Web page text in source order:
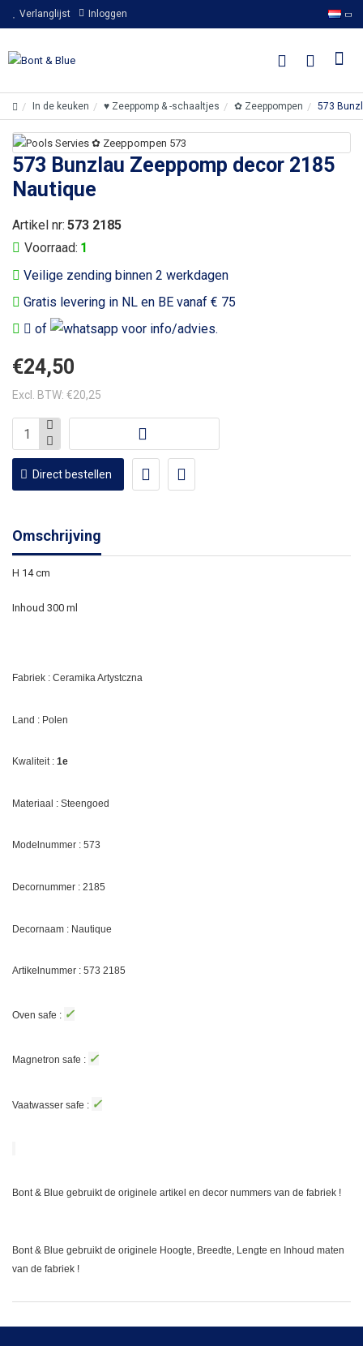
Verlanglijst Inloggen
In de keuken ♥ Zeeppomp & -schaaltjes ✿ Zeeppompen 573
573 Bunzlau Zeeppomp decor 2185
Nautique
Veilige zending binnen 2 werkdagen
Gratis levering in NL en BE vanaf € 75
of
voor info/advies.
Voorraad: 1
Artikel nr: 573 2185
€24,50
Excl. BTW: €20,25
Direct bestellen
Omschrijving
H 14 cm
Inhoud 300 ml
Fabriek : Ceramika Artystczna
Land : Polen
Kwaliteit : 1e
Materiaal : Steengoed
Modelnummer : 573
Decornummer : 2185
Decornaam : Nautique
Artikelnummer : 573 2185
Oven safe : ✓
Magnetron safe : ✓
Vaatwasser safe : ✓
Bont & Blue gebruikt de originele artikel en decor nummers van de fabriek !
Bont & Blue gebruikt de originele Hoogte, Breedte, Lengte en Inhoud maten
van de fabriek !